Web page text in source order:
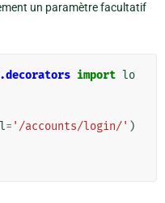
un paramètre facultatif
import lo
= '/accounts/login/' )